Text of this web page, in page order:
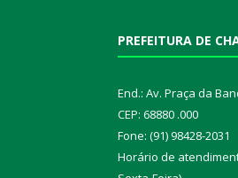
PREFEITURA DE
End.: Av. Praça da
CEP: 68880 .000
Fone: (91) 98428-2031
Horário de